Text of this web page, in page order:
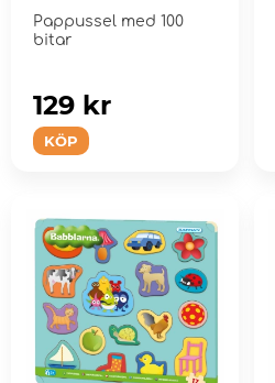
Pappussel med 100
bitar
KÖP
129 kr